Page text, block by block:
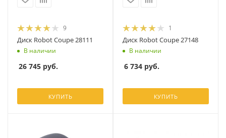
9
Диск Robot Coupe 28111
В наличии
26 745 руб.
КУПИТЬ
1
Диск Robot Coupe 27148
В наличии
6 734 руб.
КУПИТЬ